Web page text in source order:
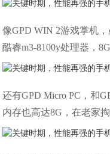
像GPD WIN 2游戏掌机
酷睿m3-8100y处理器，
还有GPD Micro PC，和
内存也高达8G，在老家